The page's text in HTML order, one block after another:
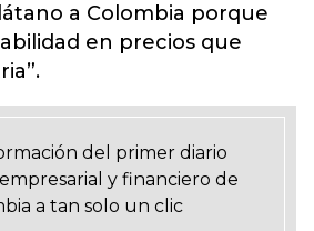
a Colombia porque
en precios que
del primer diario
y financiero de
a tan solo un clic